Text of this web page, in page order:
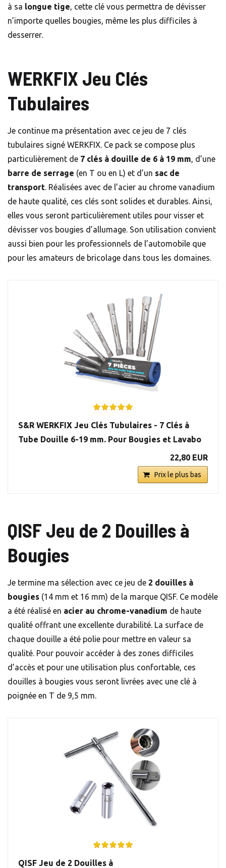
à sa longue tige, cette clé vous permettra de dévisser
n’importe quelles bougies, même les plus difficiles à
desserrer.
WERKFIX Jeu Clés
Tubulaires
Je continue ma présentation avec ce jeu de 7 clés
tubulaires signé WERKFIX. Ce pack se compose plus
particulièrement de 7 clés à douille de 6 à 19 mm, d’une
barre de serrage (en T ou en L) et d’un sac de
transport. Réalisées avec de l’acier au chrome vanadium
de haute qualité, ces clés sont solides et durables. Ainsi,
elles vous seront particulièrement utiles pour visser et
dévisser vos bougies d’allumage. Son utilisation convient
aussi bien pour les professionnels de l’automobile que
pour les amateurs de bricolage dans tous les domaines.
S&R WERKFIX Jeu Clés Tubulaires - 7 Clés à
Tube Douille 6-19 mm. Pour Bougies et Lavabo
22,80 EUR
Prix le plus bas
QISF Jeu de 2 Douilles à
Bougies
Je termine ma sélection avec ce jeu de 2 douilles à
bougies (14 mm et 16 mm) de la marque QISF. Ce modèle
a été réalisé en acier au chrome-vanadium de haute
qualité offrant une excellente durabilité. La surface de
chaque douille a été polie pour mettre en valeur sa
qualité. Pour pouvoir accéder à des zones difficiles
d’accès et pour une utilisation plus confortable, ces
douilles à bougies vous seront livrées avec une clé à
poignée en T de 9,5 mm.
QISF Jeu de 2 Douilles à